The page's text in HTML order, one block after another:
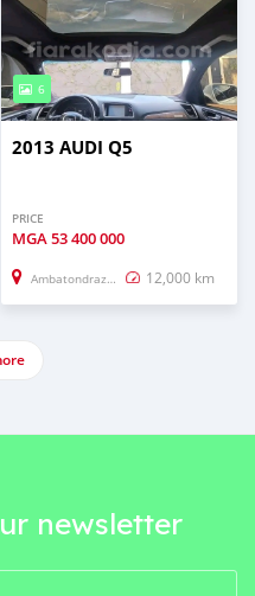
6
2013 AUDI Q5
PRICE
MGA53 400 000
Ambatondrazaka 12,000 km
newsletter